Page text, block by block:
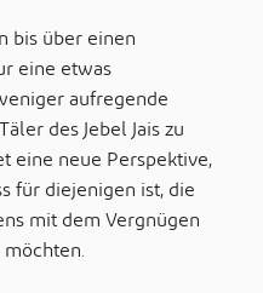
bis über einen
eine etwas
aufregende
des Jebel Jais zu
eine neue Perspektive,
für diejenigen ist, die
mit dem Vergnügen